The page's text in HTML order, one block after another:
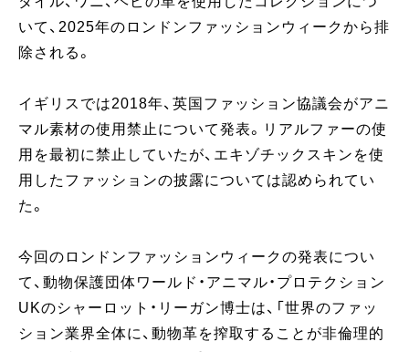
いて、2025年のロンドンファッションウィークから排
除される。
イギリスでは2018年、英国ファッション協議会がアニ
マル素材の使用禁止について発表。リアルファーの使
用を最初に禁止していたが、エキゾチックスキンを使
用したファッションの披露については認められてい
た。
今回のロンドンファッションウィークの発表につい
て、動物保護団体ワールド・アニマル・プロテクション
UKのシャーロット・リーガン博士は、「世界のファッ
ション業界全体に、動物革を搾取することが非倫理的